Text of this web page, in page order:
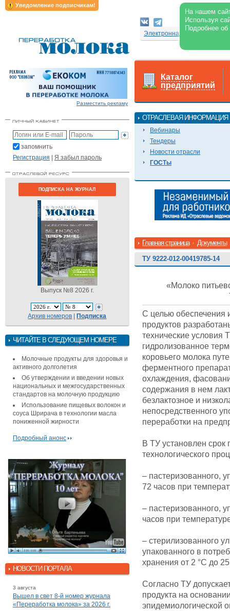
Уведомление подписчикам!
На нашем
Используя
Подробнее
Электронная версия
Разместить рекламу
запомнить
Регистрация | Я забыл пароль
ПОДПИСКА НА ЖУРНАЛ
Выпуск №8 2026 г.
Архив номеров |Подписка
ЧИТАЙТЕ В СЛЕДУЮЩЕМ НОМЕРЕ
Молочные продукты для здоровья и
активного долголетия
Об утверждении и введении новых
национальных и межгосударственных
стандартов на молочную продукцию
Использование пищевых волокон и
соуса Шрирача в технологии масла
пониженной жирности
Подробный анонс
НОВОСТИ ПОРТАЛА
3 августа
Вышел в свет 8-й номер журнала
«Переработка молока» за 2026 г.
Каталог
предприятий
ОТРАСЛЕВАЯ ИНФОРМАЦИЯ
Вебинары
Тендеры
Новости отрасли
ГОСТы
Главная страница Документы
ТУ 9222-012-00419785-14
«Молоко
С целью обеспечения
продуктов
технические условия
гидролизованное
коровьего молока
ферментного
охлаждения,
содержания в нем
безлактозное и
непосредственного
переработки на
В ТУ установлен срок
технологического
–​ пастеризованного,
72 часов при
–​ пастеризованного,
часов при
–​ стерилизованного
упакованного в
хранения от 2 °С до
Согласно ТУ
продукта на
эпидемиологической